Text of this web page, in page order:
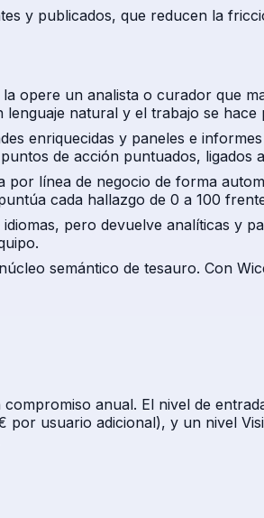
y publicados, que reducen la
opere un analista o curador que
lenguaje natural y el trabajo se hace
enriquecidas y paneles e
de acción puntuados, ligados
por línea de negocio de forma
cada hallazgo de 0 a 100
pero devuelve analíticas y
semántico de tesauro. Con
anual. El nivel de
usuario adicional), y un nivel